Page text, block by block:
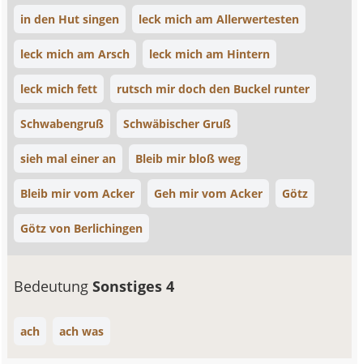
in den Hut singen leck mich am Allerwertesten
leck mich am Arsch leck mich am Hintern
leck mich fett rutsch mir doch den Buckel runter
Schwabengruß Schwäbischer Gruß
sieh mal einer an Bleib mir bloß weg
Bleib mir vom Acker Geh mir vom Acker Götz
Götz von Berlichingen
BedeutungSonstiges 4
ach ach was